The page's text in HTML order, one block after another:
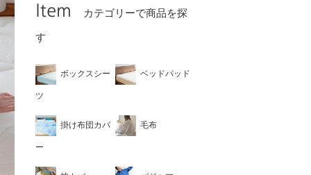
Item
カテゴリーで商品を探
す
ボックスシー
ツ
ベッドパッド
掛け布団カバ
ー
毛布